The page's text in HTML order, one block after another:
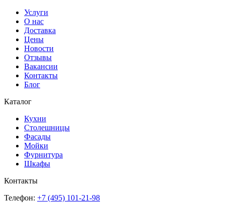
Услуги
О нас
Доставка
Цены
Новости
Отзывы
Вакансии
Контакты
Блог
Каталог
Кухни
Столешницы
Фасады
Мойки
Фурнитура
Шкафы
Контакты
Телефон: +7 (495) 101-21-98